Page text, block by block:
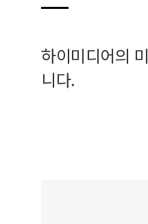
하이미디어의
니다.